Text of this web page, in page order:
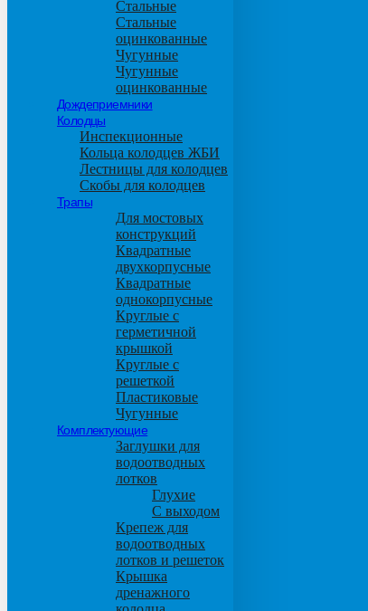
Стальные
Стальные
оцинкованные
Чугунные
Чугунные
оцинкованные
Дождеприемники
Колодцы
Инспекционные
Кольца колодцев ЖБИ
Лестницы для колодцев
Скобы для колодцев
Трапы
Для мостовых
конструкций
Квадратные
двухкорпусные
Квадратные
однокорпусные
Круглые с
герметичной
крышкой
Круглые с
решеткой
Пластиковые
Чугунные
Комплектующие
Заглушки для
водоотводных
лотков
Глухие
С выходом
Крепеж для
водоотводных
лотков и решеток
Крышка
дренажного